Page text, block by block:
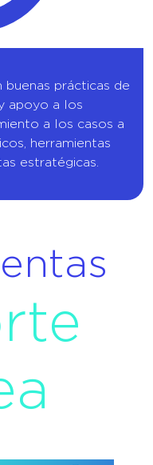
buenas prácticas de
apoyo a los
a los casos a
herramientas
estratégicas.